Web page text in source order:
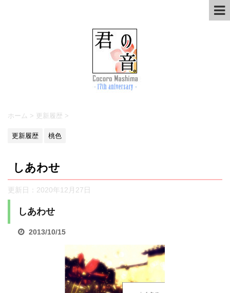
ホーム > 更新履歴 >
更新履歴 桃色
しあわせ
更新日： 2020年12月27日
しあわせ
2013/10/15